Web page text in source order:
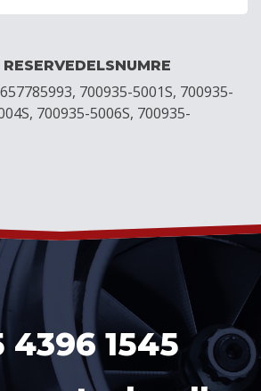
700935-5001S, 700935-
700935-5006S, 700935-
4396 1545